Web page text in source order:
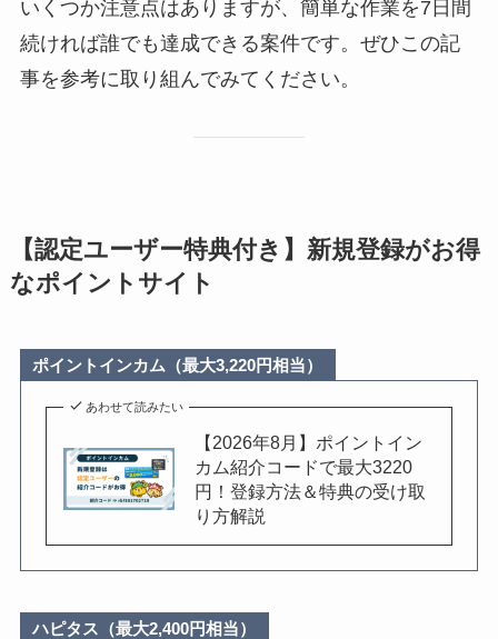
いくつか注意点はありますが、簡単な作業を7日間
続ければ誰でも達成できる案件です。ぜひこの記
事を参考に取り組んでみてください。
【認定ユーザー特典付き】新規登録がお得
なポイントサイト
ポイントインカム（最大3,220円相当）
あわせて読みたい
【2026年8月】ポイントイン
カム紹介コードで最大3220
円！登録方法＆特典の受け取
り方解説
ハピタス（最大2,400円相当）